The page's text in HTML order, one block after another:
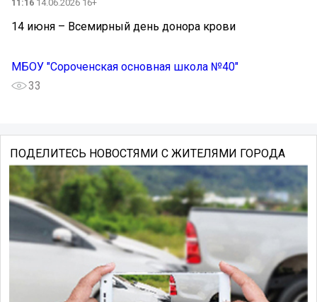
11:16 14.06.2026 16+
14 июня – Всемирный день донора крови
МБОУ "Сороченская основная школа №40"
33
ПОДЕЛИТЕСЬ НОВОСТЯМИ С ЖИТЕЛЯМИ ГОРОДА